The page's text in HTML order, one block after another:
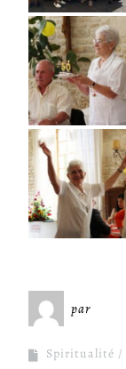
par
Spiritualité